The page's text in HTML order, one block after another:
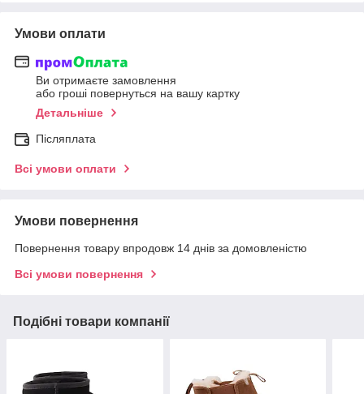
Умови оплати
Ви отримаєте замовлення
або гроші повернуться на вашу картку
Детальніше
Післяплата
Всі умови оплати
Умови повернення
Повернення товару впродовж 14 днів за домовленістю
Всі умови повернення
Подібні товари компанії